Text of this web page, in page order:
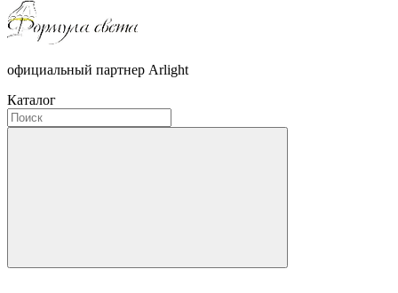
официальный партнер Arlight
Каталог